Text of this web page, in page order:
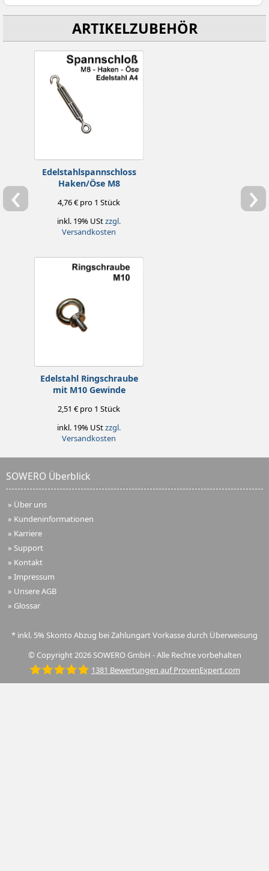
ARTIKELZUBEHÖR
Edelstahlspannschloss
Haken/Öse M8
4,76 € pro 1 Stück
inkl. 19% UStzzgl.
Versandkosten
Edelstahl Ringschraube
mit M10 Gewinde
2,51 € pro 1 Stück
inkl. 19% UStzzgl.
Versandkosten
‹ ›
SOWERO Überblick
» Über uns
» Kundeninformationen
» Karriere
» Support
» Kontakt
» Impressum
» Unsere AGB
» Glossar
* inkl. 5% Skonto Abzug bei Zahlungart Vorkasse durch Überweisung
© Copyright 2026 SOWERO GmbH - Alle Rechte vorbehalten
SOWERO GmbH
1381 Bewertungen auf ProvenExpert.com